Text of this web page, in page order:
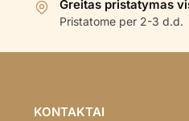
Greitas pristatymas
Pristatome per 2-3 d.d.
KONTAKTAI